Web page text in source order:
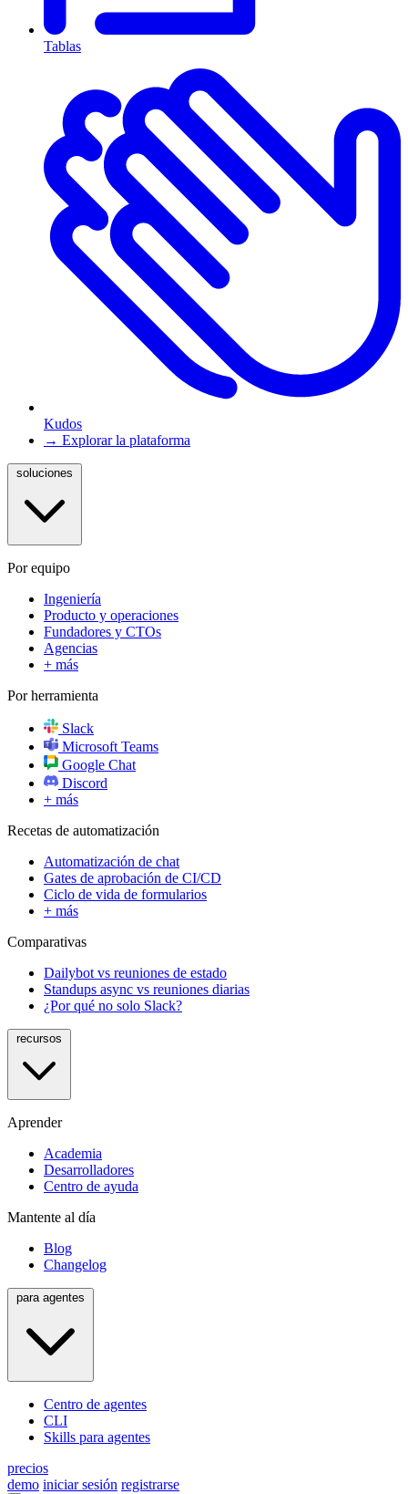
Tablas
Kudos
→ Explorar la plataforma
Por equipo
Ingeniería
Producto y operaciones
Fundadores y CTOs
Agencias
+ más
Por herramienta
Slack
Microsoft Teams
Google Chat
Discord
+ más
Recetas de automatización
Automatización de chat
Gates de aprobación de CI/CD
Ciclo de vida de formularios
+ más
Comparativas
Dailybot vs reuniones de estado
Standups async vs reuniones diarias
¿Por qué no solo Slack?
Aprender
Academia
Desarrolladores
Centro de ayuda
Mantente al día
Blog
Changelog
Centro de agentes
CLI
Skills para agentes
precios
demo iniciar sesión registrarse